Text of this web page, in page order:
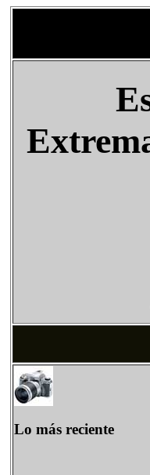
Lo más reciente